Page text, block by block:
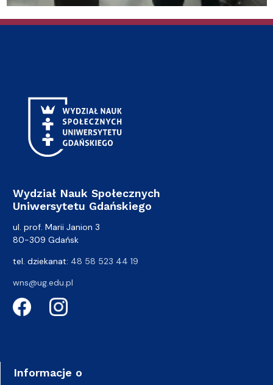
Wydział Nauk Społecznych
Uniwersytetu Gdańskiego
ul. prof. Marii Janion 3
80-309 Gdańsk
tel. dziekanat: 48 58 523 44 19
wns@ug.edu.pl
Informacje o